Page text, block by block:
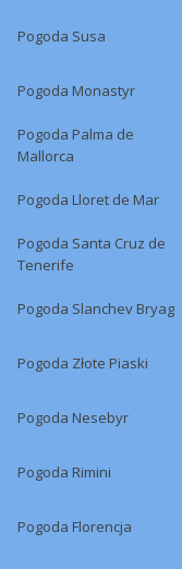
Pogoda Susa
Pogoda Monastyr
Pogoda Palma de
Mallorca
Pogoda Lloret de Mar
Pogoda Santa Cruz de
Tenerife
Pogoda Slanchev Bryag
Pogoda Złote Piaski
Pogoda Nesebyr
Pogoda Rimini
Pogoda Florencja